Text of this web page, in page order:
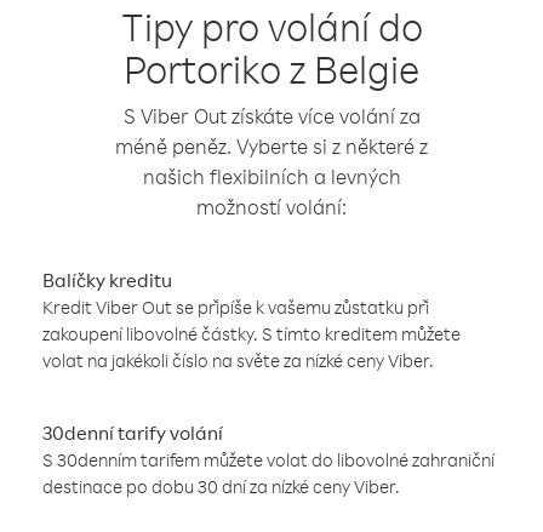
Tipy pro volání do
Portoriko z Belgie
S Viber Out získáte více volání za
méně peněz. Vyberte si z některé z
našich flexibilních a levných
možností volání:
Balíčky kreditu
Kredit Viber Out se připíše k vašemu zůstatku při
zakoupení libovolné částky. S tímto kreditem můžete
volat na jakékoli číslo na světe za nízké ceny Viber.
30denní tarify volání
S 30denním tarifem můžete volat do libovolné zahraniční
destinace po dobu 30 dní za nízké ceny Viber.